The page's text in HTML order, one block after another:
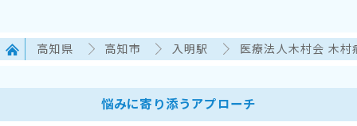
高知県 高知市 入明駅 医療法人木村会 木村
悩みに寄り添うアプローチ